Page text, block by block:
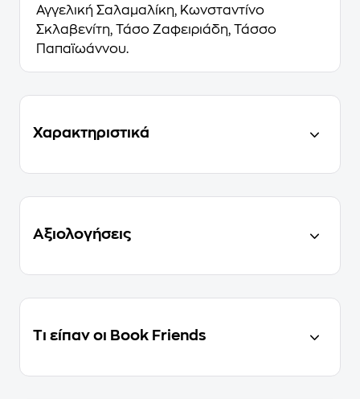
Αγγελική Σαλαμαλίκη, Κωνσταντίνο
Σκλαβενίτη, Τάσο Ζαφειριάδη, Τάσσο
Παπαϊωάννου.
Χαρακτηριστικά
Αξιολογήσεις
Τι είπαν οι Book Friends